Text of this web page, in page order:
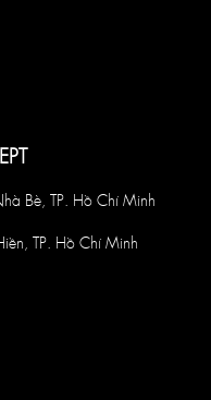
Bè, TP. Hồ Chí Minh
TP. Hồ Chí Minh